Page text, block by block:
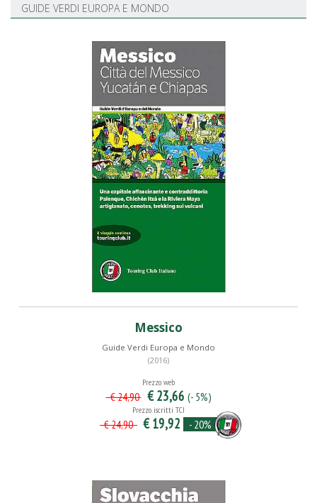
GUIDE VERDI EUROPA E MONDO
Messico
Guide Verdi Europa e Mondo
(2016)
Prezzo web
€ 24,90 € 23,66 (- 5%)
Prezzo iscritti TCI
€ 24,90 € 19,92 - 20%